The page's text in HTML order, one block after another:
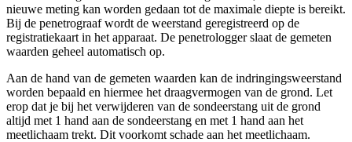
nieuwe meting kan worden gedaan tot de maximale diepte is bereikt.
Bij de penetrograaf wordt de weerstand geregistreerd op de
registratiekaart in het apparaat. De penetrologger slaat de gemeten
waarden geheel automatisch op.
Aan de hand van de gemeten waarden kan de indringingsweerstand
worden bepaald en hiermee het draagvermogen van de grond. Let
erop dat je bij het verwijderen van de sondeerstang uit de grond
altijd met 1 hand aan de sondeerstang en met 1 hand aan het
meetlichaam trekt. Dit voorkomt schade aan het meetlichaam.